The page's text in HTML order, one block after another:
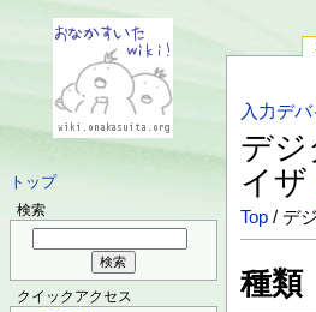
トップ
検索
クイックアクセス
入力デバ
デジ
イ
Top / デ
種類